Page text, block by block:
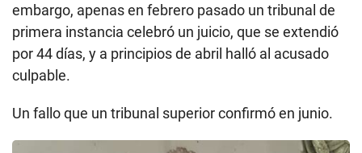
embargo, apenas en febrero pasado un tribunal de
primera instancia celebró un juicio, que se extendió
por 44 días, y a principios de abril halló al acusado
culpable.
Un fallo que un tribunal superior confirmó en junio.